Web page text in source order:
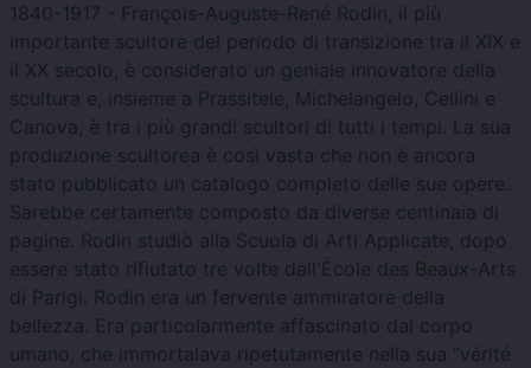
1840-1917 - François-Auguste-René Rodin, il più
importante scultore del periodo di transizione tra il XIX e
il XX secolo, è considerato un geniale innovatore della
scultura e, insieme a Prassitele, Michelangelo, Cellini e
Canova, è tra i più grandi scultori di tutti i tempi. La sua
produzione scultorea è così vasta che non è ancora
stato pubblicato un catalogo completo delle sue opere.
Sarebbe certamente composto da diverse centinaia di
pagine. Rodin studiò alla Scuola di Arti Applicate, dopo
essere stato rifiutato tre volte dall'École des Beaux-Arts
di Parigi. Rodin era un fervente ammiratore della
bellezza. Era particolarmente affascinato dal corpo
umano, che immortalava ripetutamente nella sua "vérité